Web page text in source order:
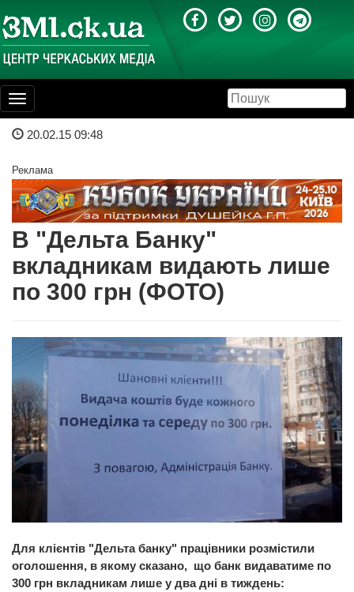
Toggle
navigation
20.02.15 09:48
Реклама
В "Дельта Банку"
вкладникам видають лише
по 300 грн (ФОТО)
Для клієнтів "Дельта банку" працівники розмістили
оголошення, в якому сказано, що банк видаватиме по
300 грн вкладникам лише у два дні в тиждень: